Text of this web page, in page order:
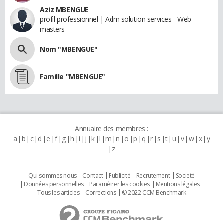
Aziz MBENGUE
profil professionnel | Adm solution services - Web
masters
Nom "MBENGUE"
Famille "MBENGUE"
Annuaire des membres :
a b c d e f g h i j k l m n o p q r s t u v w x y
z
Qui sommes nous Contact Publicité Recrutement
Societé
Données personnelles
Paramétrer les cookies
Mentions légales
Tous les articles
Corrections © 2022 CCM Benchmark